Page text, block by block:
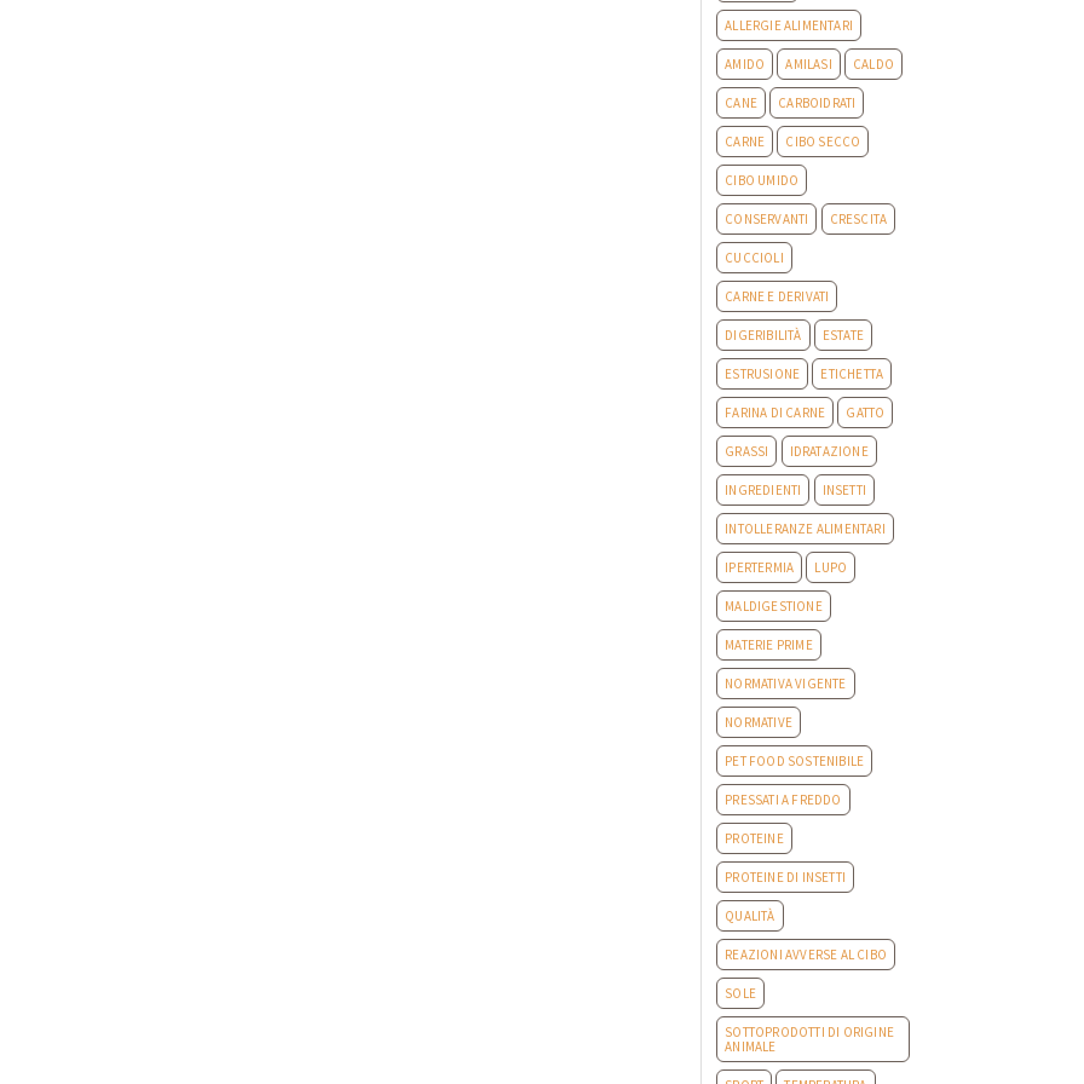
ALLERGIE ALIMENTARI
AMIDO AMILASI CALDO
CANE CARBOIDRATI
CARNE CIBO SECCO
CIBO UMIDO
CONSERVANTI CRESCITA
CUCCIOLI
CARNE E DERIVATI
DIGERIBILITÀ ESTATE
ESTRUSIONE ETICHETTA
FARINA DI CARNE GATTO
GRASSI IDRATAZIONE
INGREDIENTI INSETTI
INTOLLERANZE ALIMENTARI
IPERTERMIA LUPO
MALDIGESTIONE
MATERIE PRIME
NORMATIVA VIGENTE
NORMATIVE
PET FOOD SOSTENIBILE
PRESSATI A FREDDO
PROTEINE
PROTEINE DI INSETTI
QUALITÀ
REAZIONI AVVERSE AL CIBO
SOLE
SOTTOPRODOTTI DI ORIGINE
ANIMALE